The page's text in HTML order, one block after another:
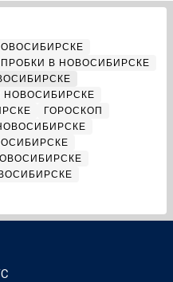
ПРОБКИ В НОВОСИБИРСКЕ
НОВОСИБИРСКЕ
ГОРОСКОП